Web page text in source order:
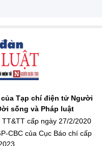
Tạp chí điện tử Người
sống và Pháp luật
cấp ngày 27/2/2020
CBC của Cục Báo chí cấp